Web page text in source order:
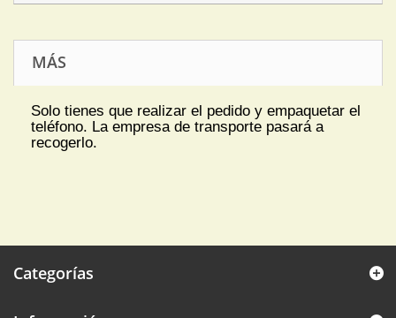
MÁS
Solo tienes que realizar el pedido y empaquetar el
teléfono. La empresa de transporte pasará a
recogerlo.
Categorías